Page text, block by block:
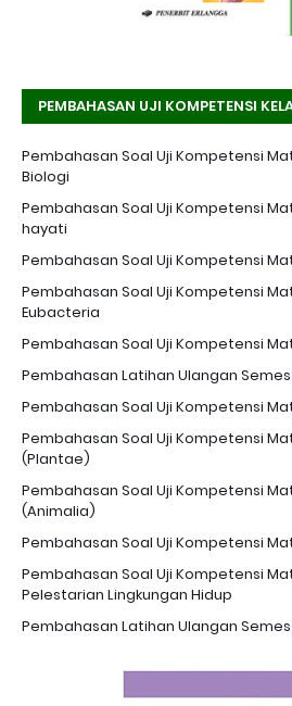
PEMBAHASAN UJI KOMPETENSI
Pembahasan Soal Uji Kompetensi
Biologi
Pembahasan Soal Uji Kompetensi
hayati
Pembahasan Soal Uji Kompetensi
Pembahasan Soal Uji Kompetensi
Eubacteria
Pembahasan Soal Uji Kompetensi
Pembahasan Latihan Ulangan
Pembahasan Soal Uji Kompetensi
Pembahasan Soal Uji Kompetensi
(Plantae)
Pembahasan Soal Uji Kompetensi
(Animalia)
Pembahasan Soal Uji Kompetensi
Pembahasan Soal Uji Kompetensi
Pelestarian Lingkungan Hidup
Pembahasan Latihan Ulangan